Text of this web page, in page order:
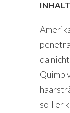
INHALT
da
Quimp
soll er